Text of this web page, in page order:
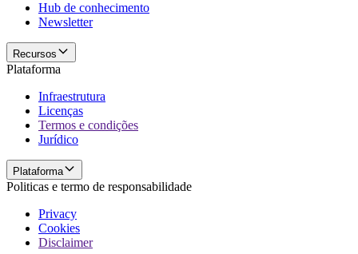
Hub de conhecimento
Newsletter
Recursos
Plataforma
Infraestrutura
Licenças
Termos e condições
Jurídico
Plataforma
Politicas e termo de responsabilidade
Privacy
Cookies
Disclaimer